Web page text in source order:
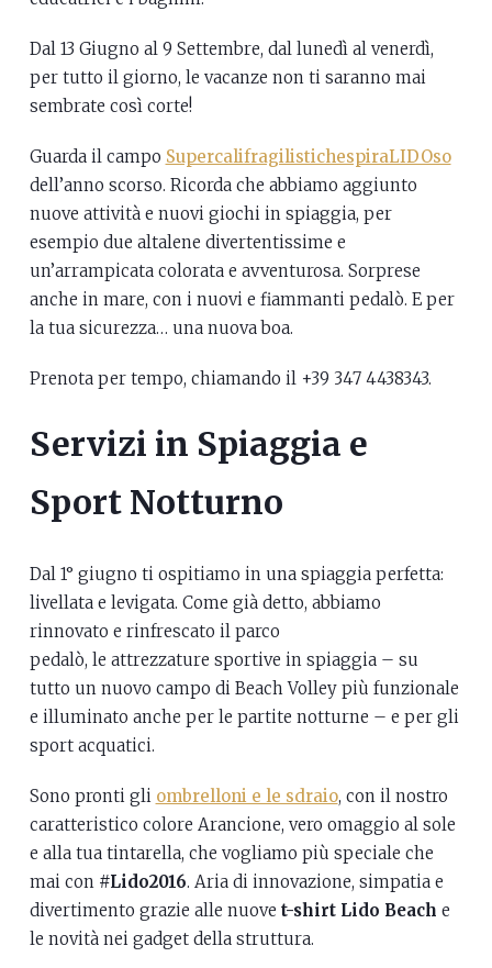
Dal 13 Giugno al 9 Settembre, dal lunedì al venerdì,
per tutto il giorno, le vacanze non ti saranno mai
sembrate così corte!
Guarda il campo SupercalifragilistichespiraLIDOso
dell’anno scorso. Ricorda che abbiamo aggiunto
nuove attività e nuovi giochi in spiaggia, per
esempio due altalene divertentissime e
un’arrampicata colorata e avventurosa. Sorprese
anche in mare, con i nuovi e fiammanti pedalò. E per
la tua sicurezza… una nuova boa.
Prenota per tempo, chiamando il +39 347 4438343.
Servizi in Spiaggia e
Sport Notturno
Dal 1° giugno ti ospitiamo in una spiaggia perfetta:
livellata e levigata. Come già detto, abbiamo
rinnovato e rinfrescato il parco
pedalò, le attrezzature sportive in spiaggia – su
tutto un nuovo campo di Beach Volley più funzionale
e illuminato anche per le partite notturne – e per gli
sport acquatici.
Sono pronti gli ombrelloni e le sdraio, con il nostro
caratteristico colore Arancione, vero omaggio al sole
e alla tua tintarella, che vogliamo più speciale che
mai con #Lido2016. Aria di innovazione, simpatia e
divertimento grazie alle nuove t-shirt Lido Beach e
le novità nei gadget della struttura.